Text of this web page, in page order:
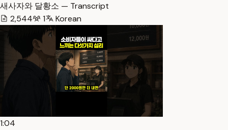
새사자와 달황소 — Transcript
2,544
1 Korean
1:04